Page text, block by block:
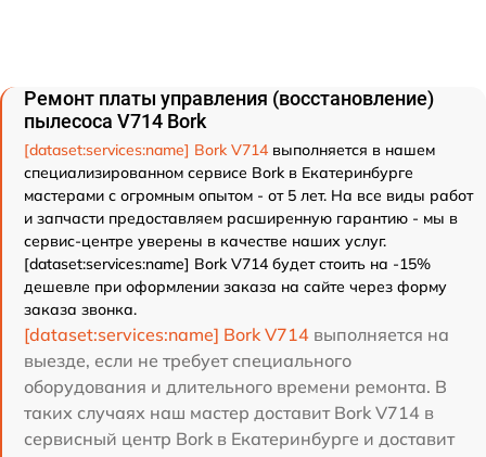
Ремонт платы управления (восстановление)
пылесоса V714 Bork
[dataset:services:name] Bork V714 выполняется в нашем
специализированном сервисе Bork в Екатеринбурге
мастерами с огромным опытом - от 5 лет. На все виды работ
и запчасти предоставляем расширенную гарантию - мы в
сервис-центре уверены в качестве наших услуг.
[dataset:services:name] Bork V714 будет стоить на -15%
дешевле при оформлении заказа на сайте через форму
заказа звонка.
[dataset:services:name] Bork V714 выполняется на
выезде, если не требует специального
оборудования и длительного времени ремонта. В
таких случаях наш мастер доставит Bork V714 в
сервисный центр Bork в Екатеринбурге и доставит